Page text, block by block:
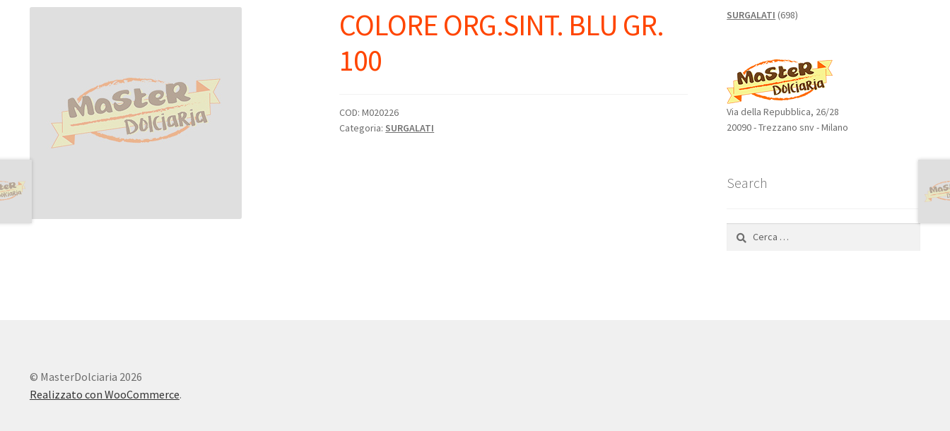
COLORE ORG.SINT. BLU GR.
100
COD:M020226
Categoria: SURGALATI
SURGALATI 698698
Via della Repubblica, 26/28
20090 - Trezzano snv - Milano
Search
per:
© MasterDolciaria 2026
Realizzato con WooCommerce.